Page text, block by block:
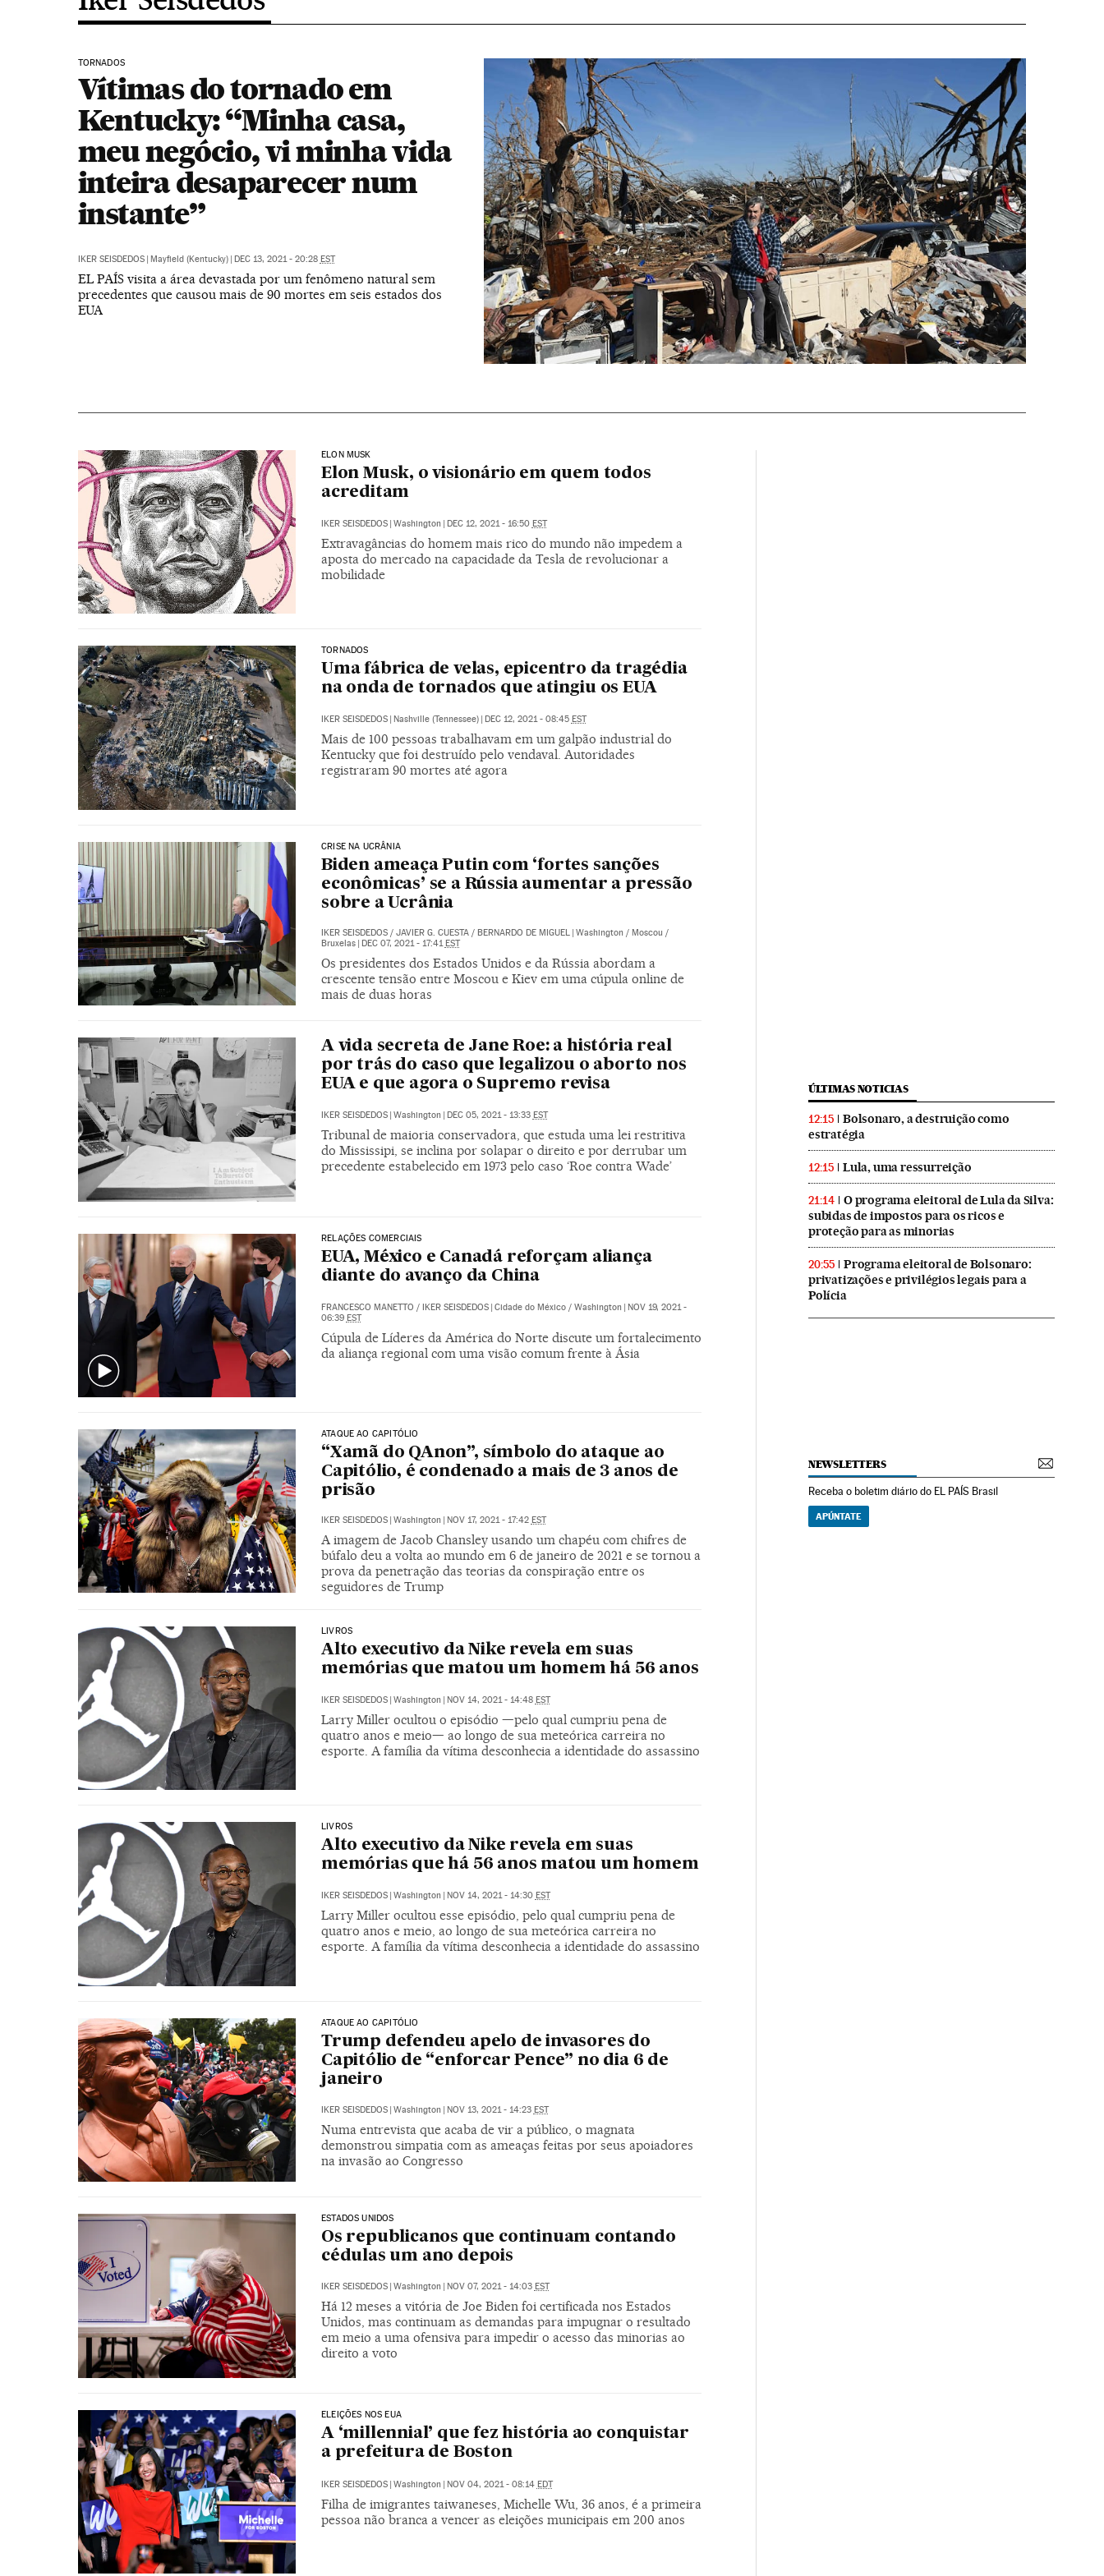
TORNADOS
Vítimas do tornado em
Kentucky: “Minha casa,
meu negócio, vi minha vida
inteira desaparecer num
instante”
IKER SEISDEDOS | Mayfield (Kentucky) | DEC 13, 2021 - 20:28 EST
EL PAÍS visita a área devastada por um fenômeno natural sem
precedentes que causou mais de 90 mortes em seis estados dos
EUA
ELON MUSK
Elon Musk, o visionário em quem todos
acreditam
IKER SEISDEDOS | Washington | DEC 12, 2021 - 16:50 EST
Extravagâncias do homem mais rico do mundo não impedem a
aposta do mercado na capacidade da Tesla de revolucionar a
mobilidade
TORNADOS
Uma fábrica de velas, epicentro da tragédia
na onda de tornados que atingiu os EUA
IKER SEISDEDOS Nashville (Tennessee) DEC 12, 2021 - 08:45 EST
Mais de 100 pessoas trabalhavam em um galpão industrial do
Kentucky que foi destruído pelo vendaval. Autoridades
registraram 90 mortes até agora
CRISE NA UCRÂNIA
Biden ameaça Putin com ‘fortes sanções
econômicas’ se a Rússia aumentar a pressão
sobre a Ucrânia
IKER SEISDEDOS/ JAVIER G. CUESTA/ BERNARDO DE MIGUEL | Washington / Moscou /
Bruxelas | DEC 07, 2021 - 17:41EST
Os presidentes dos Estados Unidos e da Rússia abordam a
crescente tensão entre Moscou e Kiev em uma cúpula online de
mais de duas horas
A vida secreta de Jane Roe: a história real
por trás do caso que legalizou o aborto nos
EUA e que agora o Supremo revisa
IKER SEISDEDOS | Washington | DEC 05, 2021 - 13:33 EST
Tribunal de maioria conservadora, que estuda uma lei restritiva
do Mississipi, se inclina por solapar o direito e por derrubar um
precedente estabelecido em 1973 pelo caso ‘Roe contra Wade’
RELAÇÕES COMERCIAIS
EUA, México e Canadá reforçam aliança
diante do avanço da China
FRANCESCO MANETTO / IKER SEISDEDOS | Cidade do México / Washington | NOV 19, 2021 -
06:39 EST
Cúpula de Líderes da América do Norte discute um fortalecimento
da aliança regional com uma visão comum frente à Ásia
ATAQUE AO CAPITÓLIO
“Xamã do QAnon”, símbolo do ataque ao
Capitólio, é condenado a mais de 3 anos de
prisão
IKER SEISDEDOS | Washington | NOV 17, 2021 - 17:42 EST
A imagem de Jacob Chansley usando um chapéu com chifres de
búfalo deu a volta ao mundo em 6 de janeiro de 2021 e se tornou a
prova da penetração das teorias da conspiração entre os
seguidores de Trump
LIVROS
Alto executivo da Nike revela em suas
memórias que matou um homem há 56 anos
IKER SEISDEDOS | Washington | NOV 14, 2021 - 14:48 EST
Larry Miller ocultou o episódio —pelo qual cumpriu pena de
quatro anos e meio— ao longo de sua meteórica carreira no
esporte. A família da vítima desconhecia a identidade do assassino
LIVROS
Alto executivo da Nike revela em suas
memórias que há 56 anos matou um homem
IKER SEISDEDOS Washington NOV 14, 2021 - 14:30 EST
Larry Miller ocultou esse episódio, pelo qual cumpriu pena de
quatro anos e meio, ao longo de sua meteórica carreira no
esporte. A família da vítima desconhecia a identidade do assassino
ATAQUE AO CAPITÓLIO
Trump defendeu apelo de invasores do
Capitólio de “enforcar Pence” no dia 6 de
janeiro
IKER SEISDEDOS | Washington | NOV 13, 2021 - 14:23 EST
Numa entrevista que acaba de vir a público, o magnata
demonstrou simpatia com as ameaças feitas por seus apoiadores
na invasão ao Congresso
ESTADOS UNIDOS
Os republicanos que continuam contando
cédulas um ano depois
IKER SEISDEDOS Washington NOV 07, 2021 - 14:03 EST
Há 12 meses a vitória de Joe Biden foi certificada nos Estados
Unidos, mas continuam as demandas para impugnar o resultado
em meio a uma ofensiva para impedir o acesso das minorias ao
direito a voto
ELEIÇÕES NOS EUA
A ‘millennial’ que fez história ao conquistar
a prefeitura de Boston
IKER SEISDEDOS | Washington | NOV 04, 2021 - 08:14 EDT
Filha de imigrantes taiwaneses, Michelle Wu, 36 anos, é a primeira
pessoa não branca a vencer as eleições municipais em 200 anos
ÚLTIMAS NOTICIAS
12:15
Bolsonaro, a destruição como
estratégia
12:15 Lula, uma ressurreição
21:14
O programa eleitoral de Lula da Silva:
subidas de impostos para os ricos e
proteção para as minorias
20:55
Programa eleitoral de Bolsonaro:
privatizações e privilégios legais para a
Polícia
NEWSLETTERS
Receba o boletim diário do EL PAÍS Brasil
APÚNTATE